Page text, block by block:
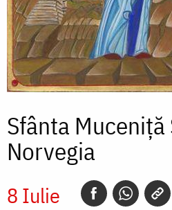
Sfânta Muceniță
Norvegia
8 Iulie